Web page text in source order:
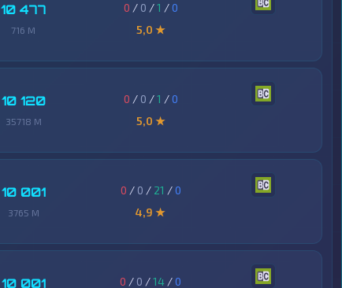
10 477
716 M
0 / 0 /1 /0
5,0 ★
10 120
35718 M
0 / 0 /1 /0
5,0 ★
10 001
3765 M
0 / 0 / 21 /0
4,9 ★
10 001 0 / 0 /14 /0